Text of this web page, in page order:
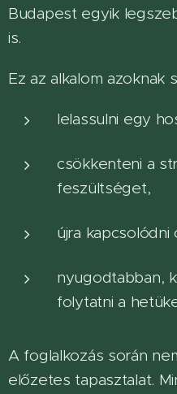
Budapest egyik
is.
Ez az alkalom azoknak
lelassulni egy
csökkenteni a
feszültséget,
újra kapcsolódni
nyugodtabban,
folytatni a
A foglalkozás során
előzetes tapasztalat.